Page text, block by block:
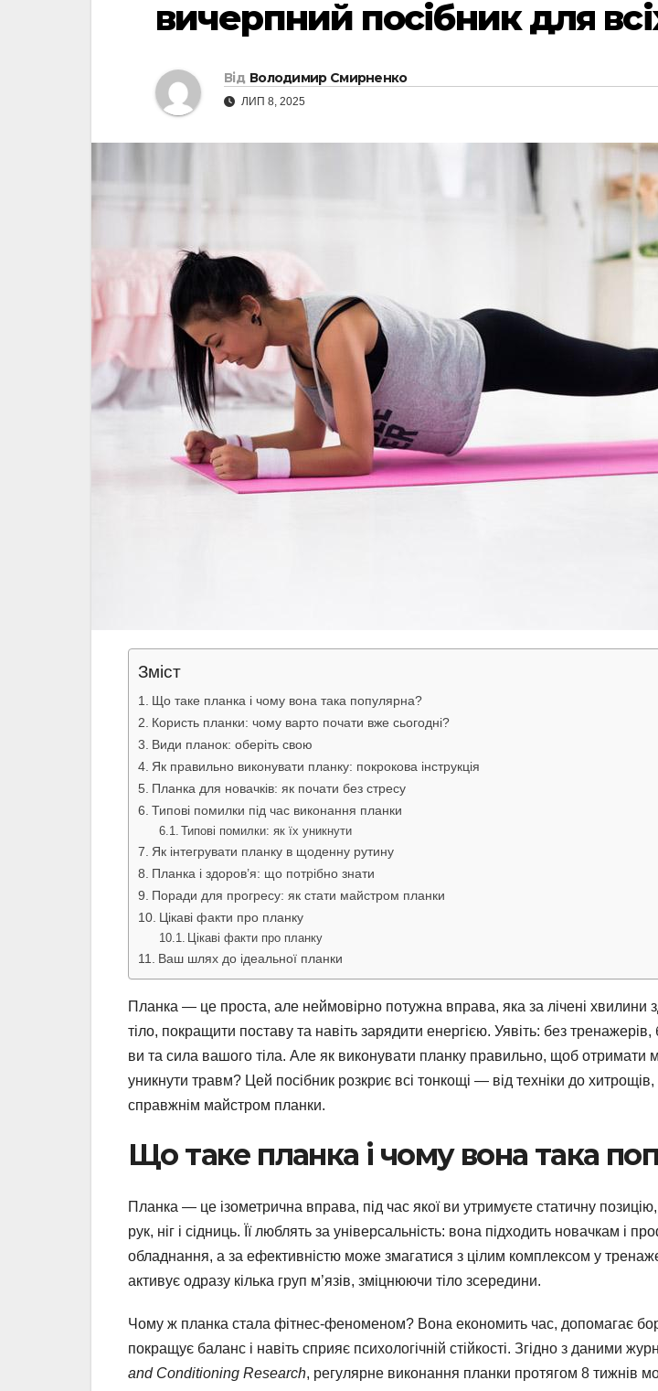
вичерпний посібник для
Від Володимир Смирненко
ЛИП 8, 2025
Зміст
Що таке планка і чому вона така популярна?
Користь планки: чому варто почати вже сьогодні?
Види планок: оберіть свою
Як правильно виконувати планку: покрокова інструкція
Планка для новачків: як почати без стресу
Типові помилки під час виконання планки
Типові помилки: як їх уникнути
Як інтегрувати планку в щоденну рутину
Планка і здоров’я: що потрібно знати
Поради для прогресу: як стати майстром планки
Цікаві факти про планку
Цікаві факти про планку
Ваш шлях до ідеальної планки
Планка — це проста, але неймовірно потужна вправа, яка за лічені хвилини
тіло, покращити поставу та навіть зарядити енергією. Уявіть: без
ви та сила вашого тіла. Але як виконувати планку правильно, щоб отримати
уникнути травм? Цей посібник розкриє всі тонкощі — від техніки до хитрощів,
справжнім майстром планки.
Що таке планка і чому вона така
Планка — це ізометрична вправа, під час якої ви утримуєте статичну
рук, ніг і сідниць. Її люблять за універсальність: вона підходить новачкам і
обладнання, а за ефективністю може змагатися з цілим комплексом у
активує одразу кілька груп м’язів, зміцнюючи тіло зсередини.
Чому ж планка стала фітнес-феноменом? Вона економить час, допомагає
покращує баланс і навіть сприяє психологічній стійкості. Згідно з даними
and Conditioning Research, регулярне виконання планки протягом 8 тижнів